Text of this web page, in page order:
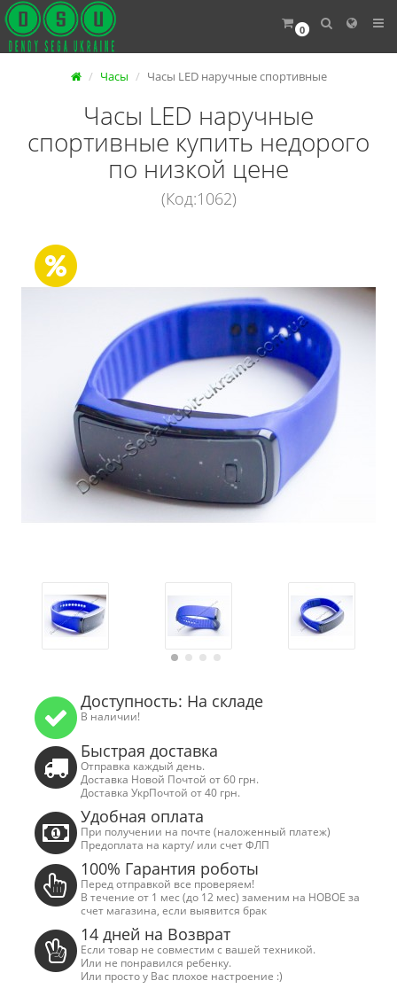
0
Часы Часы LED наручные спортивные
Часы LED наручные
спортивные купить недорого
по низкой цене
(Код:1062)
Доступность: На складе
В наличии!
Быстрая доставка
Отправка каждый день.
Доставка Новой Почтой от 60 грн.
Доставка УкрПочтой от 40 грн.
Удобная оплата
При получении на почте (наложенный платеж)
Предоплата на карту/ или счет ФЛП
100% Гарантия роботы
Перед отправкой все проверяем!
В течение от 1 мес (до 12 мес) заменим на НОВОЕ за
счет магазина, если выявится брак
14 дней на Возврат
Если товар не совместим с вашей техникой.
Или не понравился ребенку.
Или просто у Вас плохое настроение :)